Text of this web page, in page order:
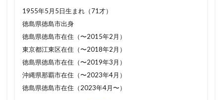
1955年5月5日生まれ（71才）
徳島県徳島市出身
徳島県徳島市在住（〜2015年2月）
東京都江東区在住（〜2018年2月）
徳島県徳島市在住（〜2019年3月）
沖縄県那覇市在住（〜2023年4月）
徳島県徳島市在住（2023年4月〜）